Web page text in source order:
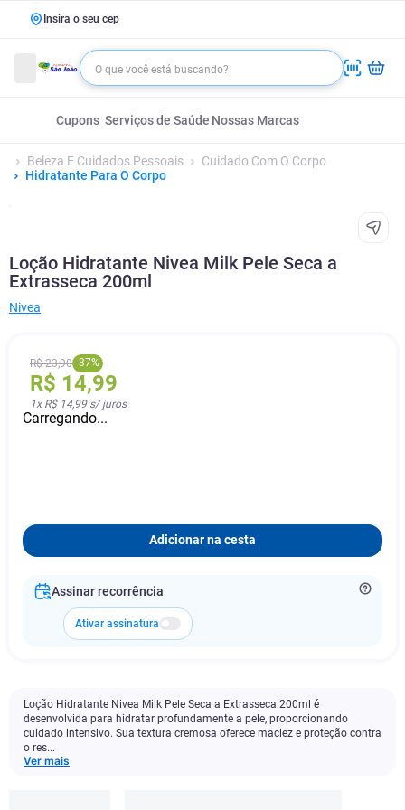
Insira o seu cep
Cupons Serviços de Saúde Nossas Marcas
Beleza E Cuidados Pessoais
Cuidado Com O Corpo
Hidratante Para O Corpo
Loção Hidratante Nivea Milk Pele Seca a
Extrasseca 200ml
Nivea
R$ 23,90 -37%
R$ 14,99
1x R$ 14,99s/ juros
Carregando...
Adicionar na cesta
Assinar recorrência
Ativar assinatura
Loção Hidratante Nivea Milk Pele Seca a Extrasseca 200ml é
desenvolvida para hidratar profundamente a pele, proporcionando
cuidado intensivo. Sua textura cremosa oferece maciez e proteção contra
o res...
Ver mais